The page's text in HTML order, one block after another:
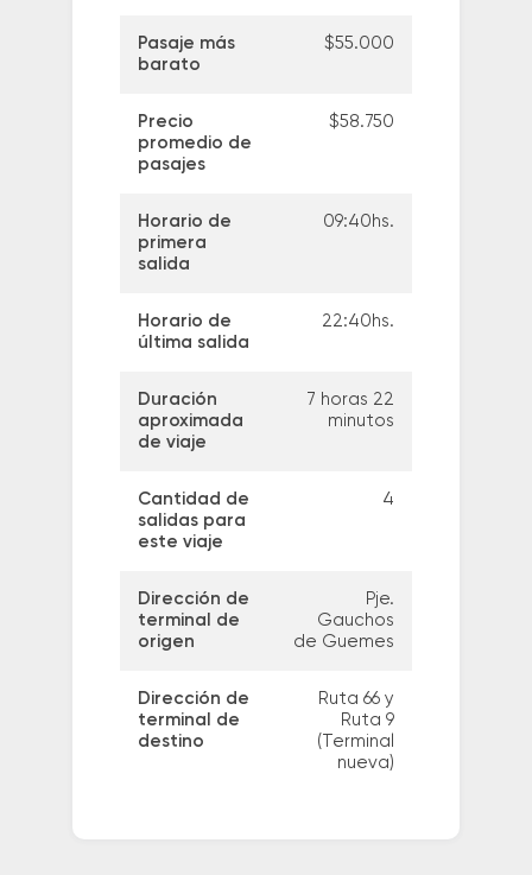
Pasaje más
barato
$55.000
Precio
promedio de
pasajes
$58.750
Horario de
primera
salida
09:40hs.
Horario de
última salida
22:40hs.
Duración
aproximada
de viaje
7 horas 22
minutos
Cantidad de
salidas para
este viaje
4
Dirección de
terminal de
origen
Pje.
Gauchos
de Guemes
Dirección de
terminal de
destino
Ruta 66 y
Ruta 9
(Terminal
nueva)